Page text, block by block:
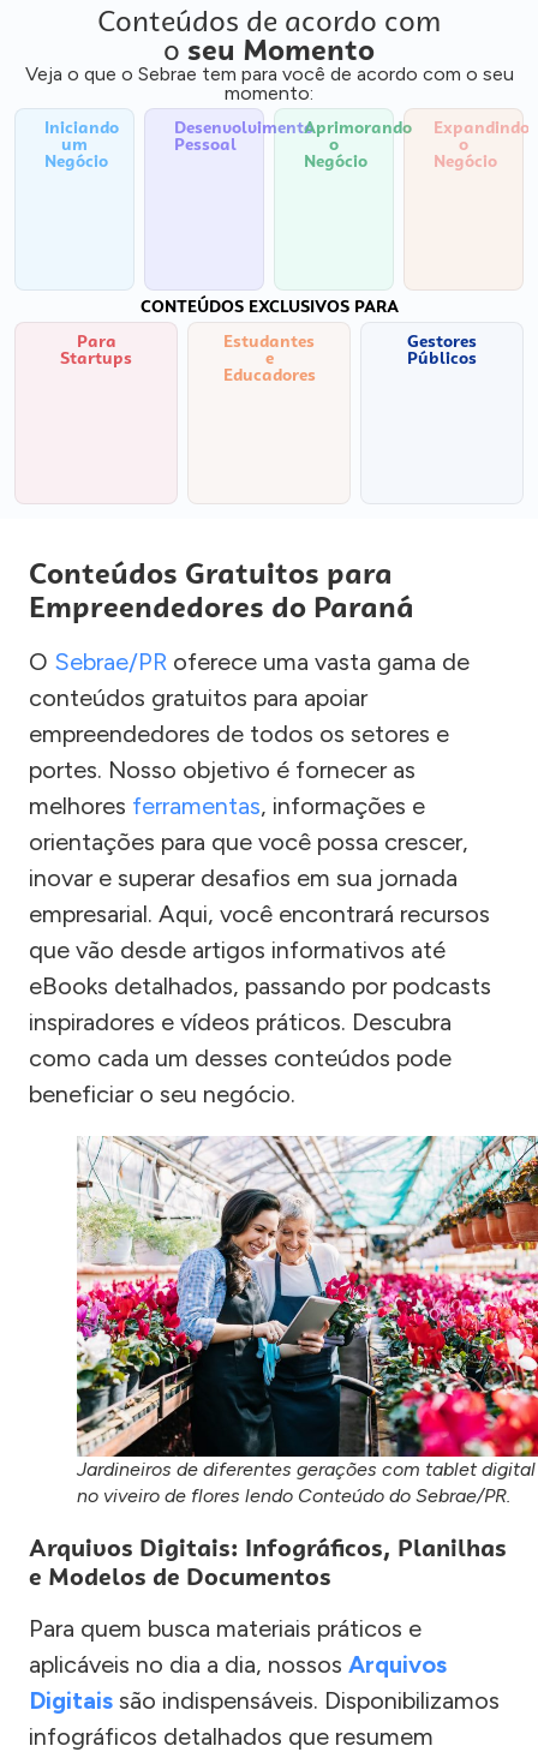
Conteúdos de acordo com
o seu Momento
Veja o que o Sebrae tem para você de acordo com o seu
momento:
Iniciando
um
Negócio
Desenvolvimento
Pessoal
Aprimorando
o
Negócio
Expandindo
o
Negócio
CONTEÚDOS EXCLUSIVOS PARA
Para
Startups
Estudantes
e
Educadores
Gestores
Públicos
Conteúdos Gratuitos para
Empreendedores do Paraná
O Sebrae/PR oferece uma vasta gama de
conteúdos gratuitos para apoiar
empreendedores de todos os setores e
portes. Nosso objetivo é fornecer as
melhores ferramentas, informações e
orientações para que você possa crescer,
inovar e superar desafios em sua jornada
empresarial. Aqui, você encontrará recursos
que vão desde artigos informativos até
eBooks detalhados, passando por podcasts
inspiradores e vídeos práticos. Descubra
como cada um desses conteúdos pode
beneficiar o seu negócio.
Jardineiros de diferentes gerações com tablet digital
no viveiro de flores lendo Conteúdo do Sebrae/PR.
Arquivos Digitais: Infográficos, Planilhas
e Modelos de Documentos
Para quem busca materiais práticos e
aplicáveis no dia a dia, nossos Arquivos
Digitais são indispensáveis. Disponibilizamos
infográficos detalhados que resumem